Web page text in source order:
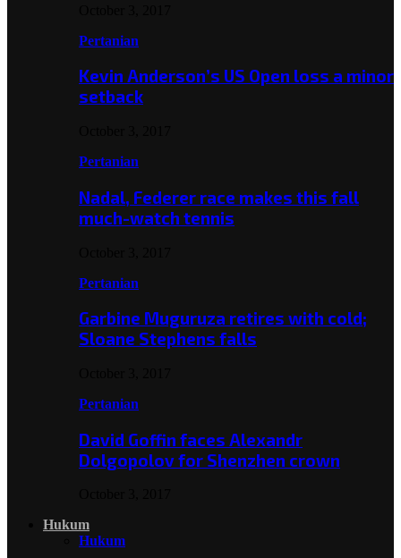
Pertanian
Kevin Anderson’s US Open loss a minor
setback
Pertanian
Nadal, Federer race makes this fall
much-watch tennis
Pertanian
Garbine Muguruza retires with cold;
Sloane Stephens falls
Pertanian
David Goffin faces Alexandr
Dolgopolov for Shenzhen crown
Hukum
Hukum